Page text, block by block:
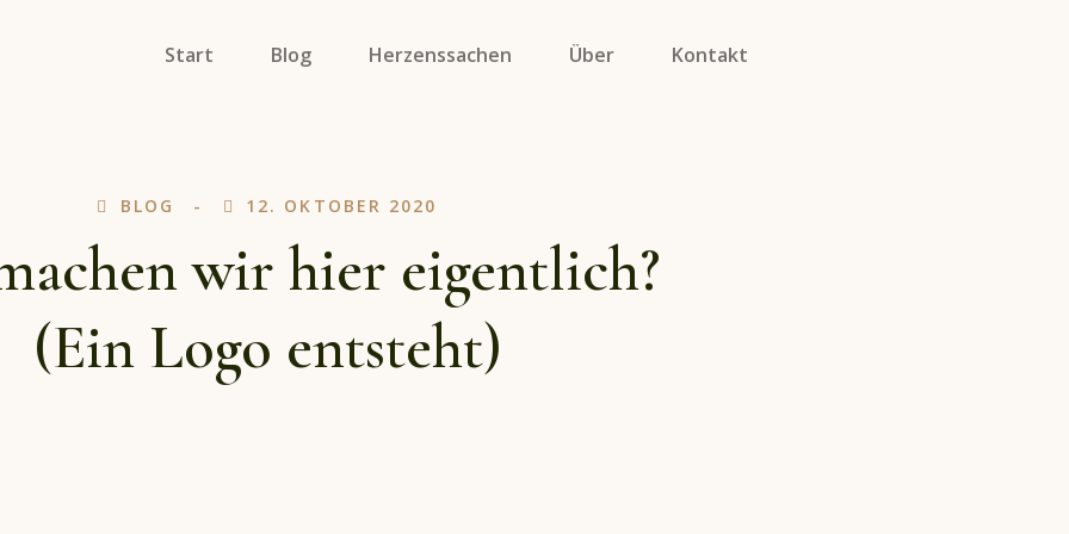
Start Blog Herzenssachen Über Kontakt
BLOG 12. OKTOBER 2020
wir hier eigentlich?
(Ein Logo entsteht)